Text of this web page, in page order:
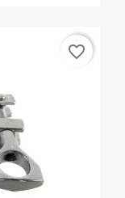
favorite_border